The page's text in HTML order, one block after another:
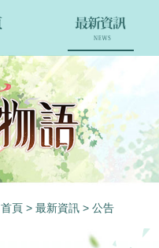
首頁 > 最新資訊 > 公告